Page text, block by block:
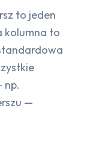
to jeden
kolumna to
np.
—